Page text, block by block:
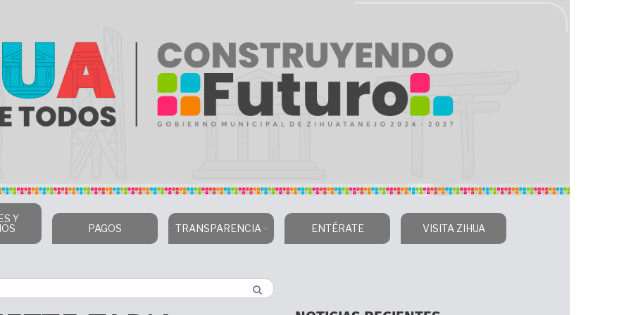
Y
PAGOS TRANSPARENCIA ENTÉRATE VISITA ZIHUA